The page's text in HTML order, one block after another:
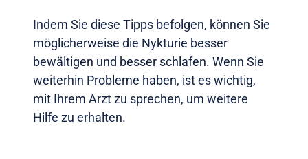
Indem Sie diese Tipps befolgen, können Sie
möglicherweise die Nykturie besser
bewältigen und besser schlafen. Wenn Sie
weiterhin Probleme haben, ist es wichtig,
mit Ihrem Arzt zu sprechen, um weitere
Hilfe zu erhalten.